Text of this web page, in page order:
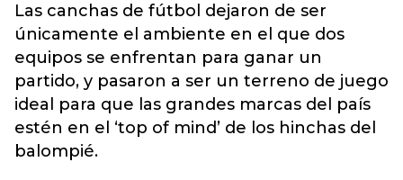
Las canchas de fútbol dejaron de ser
únicamente el ambiente en el que dos
equipos se enfrentan para ganar un
partido, y pasaron a ser un terreno de juego
ideal para que las grandes marcas del país
estén en el ‘top of mind’ de los hinchas del
balompié.